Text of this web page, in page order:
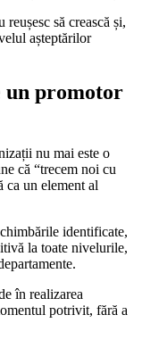
să crească și,
așteptărilor
un promotor
nu mai este o
că “trecem noi cu
ca un element al
identificate,
la toate nivelurile,
în realizarea
potrivit, fără a